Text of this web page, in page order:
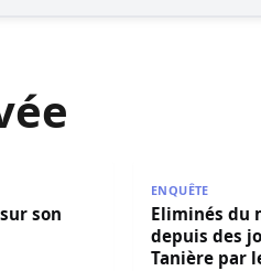
son
ENQUÊTE
Eliminés du
depuis des
Tanière par